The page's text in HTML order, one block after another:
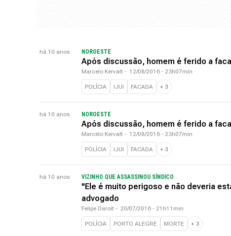
há 10 anos NOROESTE
Após discussão, homem é ferido a
Marcelo Kervalt - 12/08/2016 - 23h07min
POLÍCIA IJUI FACADA + 3
há 10 anos NOROESTE
Após discussão, homem é ferido a
Marcelo Kervalt - 12/08/2016 - 23h07min
POLÍCIA IJUI FACADA + 3
há 10 anos VIZINHO QUE ASSASSINOU SÍNDICO
"Ele é muito perigoso e não deveria
advogado
Felipe Daroit - 20/07/2016 - 21h11min
POLÍCIA PORTO ALEGRE MORTE + 3